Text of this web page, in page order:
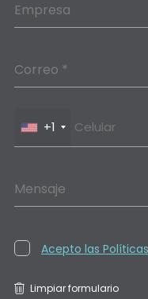
Empresa
Correo *
+1
Mensaje
Acepto las
Limpiar formulario